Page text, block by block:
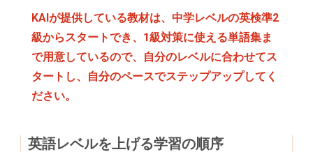
KAIが提供している教材は、中学レベルの英検準2
級からスタートでき、1級対策に使える単語集ま
で用意しているので、自分のレベルに合わせてス
タートし、自分のペースでステップアップしてく
ださい。
英語レベルを上げる学習の順序